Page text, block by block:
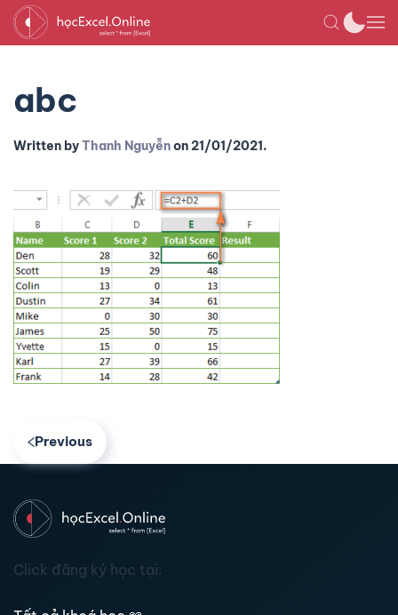
abc
Written byThanh Nguyễnon21/01/2021.
Previous
Click đăng ký học tại: